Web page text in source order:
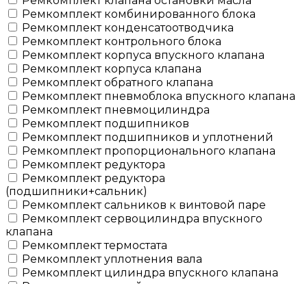
Ремкомплект комбинированного блока
Ремкомплект конденсатоотводчика
Ремкомплект контрольного блока
Ремкомплект корпуса впускного клапана
Ремкомплект корпуса клапана
Ремкомплект обратного клапана
Ремкомплект пневмоблока впускного клапана
Ремкомплект пневмоцилиндра
Ремкомплект подшипников
Ремкомплект подшипников и уплотнений
Ремкомплект пропорционального клапана
Ремкомплект редуктора
Ремкомплект редуктора
(подшипники+сальник)
Ремкомплект сальников к винтовой паре
Ремкомплект сервоцилиндра впускного
клапана
Ремкомплект термостата
Ремкомплект уплотнения вала
Ремкомплект цилиндра впускного клапана